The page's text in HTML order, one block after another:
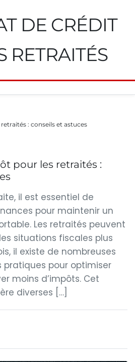
DE CRÉDIT
RETRAITÉS
: conseils et astuces
pour les retraités :
il est essentiel de
pour maintenir un
Les retraités peuvent
situations fiscales plus
il existe de nombreuses
pratiques pour optimiser
moins d’impôts. Cet
diverses […]